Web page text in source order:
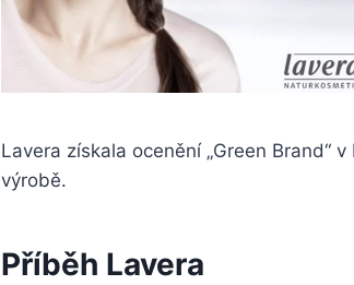
Lavera získala ocenění „Green Brand“
výrobě.
Příběh Lavera